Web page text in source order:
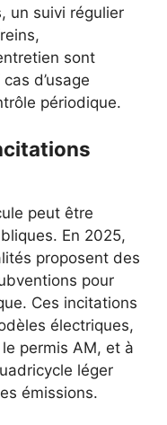
un suivi régulier
sont
d’usage
périodique.
peut être
En 2025,
proposent des
pour
Ces incitations
électriques,
permis AM, et à
léger
émissions.